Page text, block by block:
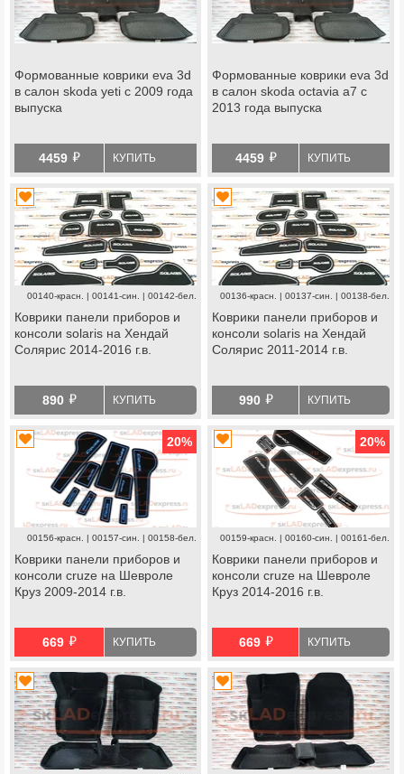
Формованные коврики eva 3d
в салон skoda yeti с 2009 года
выпуска
4459 й КУПИТЬ
Формованные коврики eva 3d
в салон skoda octavia a7 с
2013 года выпуска
4459 й КУПИТЬ
00140-красн. | 00141-син. | 00142-бел.
Коврики панели приборов и
консоли solaris на Хендай
Солярис 2014-2016 г.в.
890 й КУПИТЬ
00136-красн. | 00137-син. | 00138-бел.
Коврики панели приборов и
консоли solaris на Хендай
Солярис 2011-2014 г.в.
990 й КУПИТЬ
20%
00156-красн. | 00157-син. | 00158-бел.
Коврики панели приборов и
консоли cruze на Шевроле
Круз 2009-2014 г.в.
669 й КУПИТЬ
20%
00159-красн. | 00160-син. | 00161-бел.
Коврики панели приборов и
консоли cruze на Шевроле
Круз 2014-2016 г.в.
669 й КУПИТЬ